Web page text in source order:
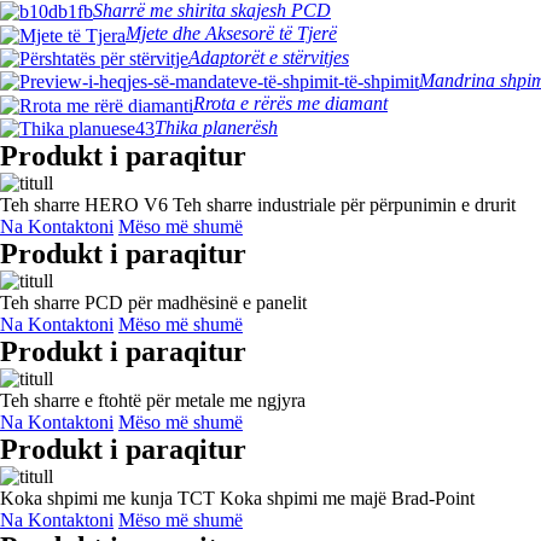
Sharrë me shirita skajesh PCD
Mjete dhe Aksesorë të Tjerë
Adaptorët e stërvitjes
Mandrina
Rrota e rërës me diamant
Thika planerësh
Produkt i paraqitur
Teh sharre HERO V6 Teh sharre industriale për përpunimin e drurit
Na Kontaktoni Mëso më shumë
Produkt i paraqitur
Teh sharre PCD për madhësinë e panelit
Na Kontaktoni Mëso më shumë
Produkt i paraqitur
Teh sharre e ftohtë për metale me ngjyra
Na Kontaktoni Mëso më shumë
Produkt i paraqitur
Koka shpimi me kunja TCT Koka shpimi me majë Brad-Point
Na Kontaktoni Mëso më shumë